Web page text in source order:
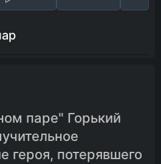
паре" Горький
героя, потерявшего